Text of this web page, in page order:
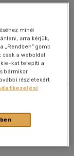
minél
arra kérjük,
„Rendben” gomb
csak a weboldal
kat telepíti a
bármikor
részletekért